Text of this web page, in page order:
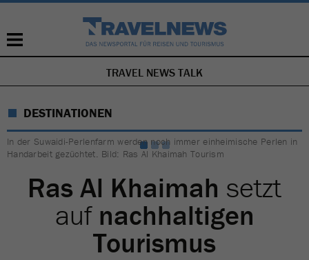
NAVIGATION
ÜBERSPRINGEN
TRAVEL NEWS TALK
DESTINATIONEN
In der Suwaidi-Perlenfarm werden noch immer einheimische Perlen in
Handarbeit gezüchtet. Bild: Ras Al Khaimah Tourism
Ras Al Khaimah setzt
auf nachhaltigen
Tourismus